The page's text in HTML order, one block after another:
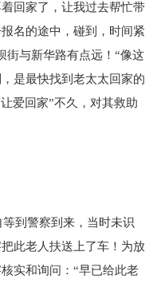
回家了，让我过去帮忙带
名的途中，碰到，时间紧
与新华路有点远！“像这
是最快找到老太太回家的
爱回家”不久，对其救助
到警察到来，当时未识
此老人扶送上了车！为放
实和询问：“早已给此老